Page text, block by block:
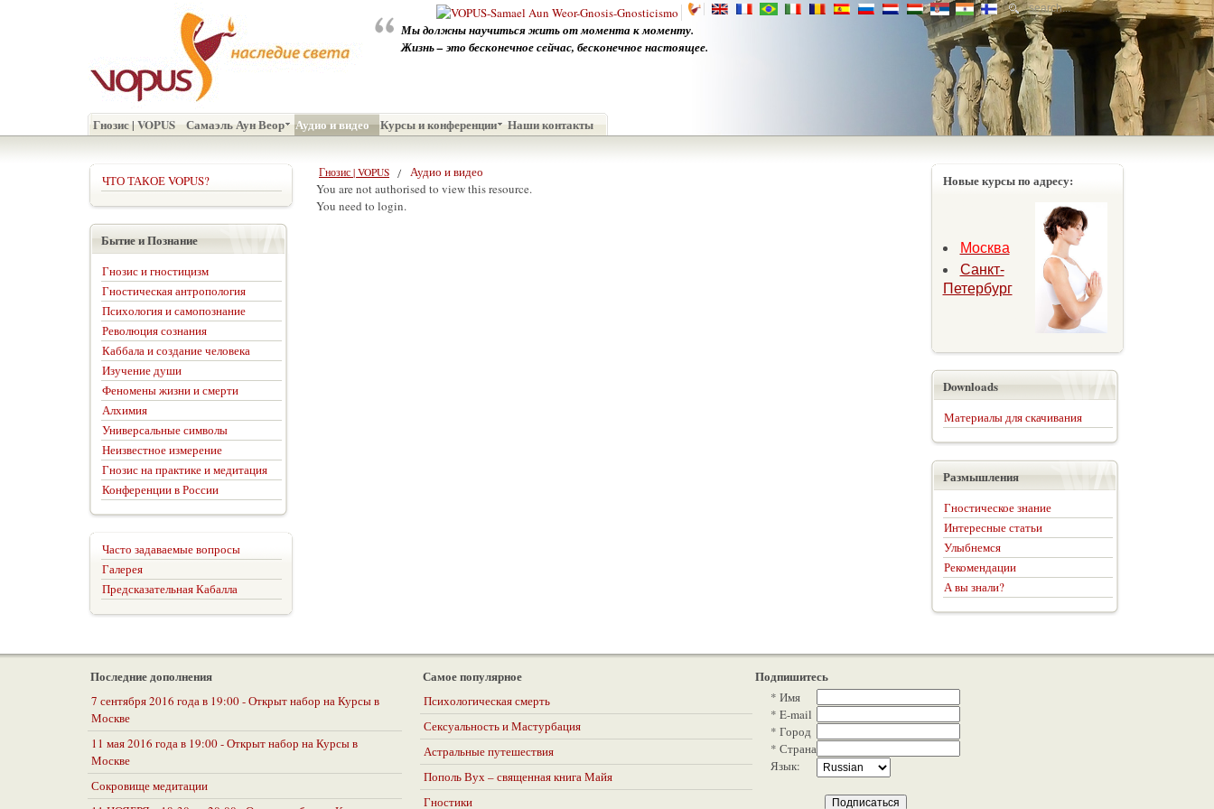
Мы должны научиться жить от момента к моменту.
Жизнь – это бесконечное сейчас, бесконечное настоящее.
Гнозис | VOPUS Самаэль Аун Веор Аудио и видео Курсы и конференции Наши контакты
Гнозис | VOPUS
Аудио и видео
You are not authorised to view this resource.
You need to login.
ЧТО ТАКОЕ VOPUS?
Бытие и Познание
Гнозис и гностицизм
Гностическая антропология
Психология и самопознание
Революция сознания
Каббала и создание человека
Изучение души
Феномены жизни и смерти
Алхимия
Универсальные символы
Неизвестное измерение
Гнозис на практике и медитация
Конференции в России
Часто задаваемые вопросы
Галерея
Предсказательная Кабалла
Новые курсы по адресу:
Москва
Санкт-
Петербург
Downloads
Материалы для скачивания
Размышления
Гностическое знание
Интересные статьи
Улыбнемся
Рекомендации
А вы знали?
Последние дополнения
7 сентября 2016 года в 19:00 - Открыт набор на Курсы в
Москве
11 мая 2016 года в 19:00 - Открыт набор на Курсы в
Москве
Сокровище медитации
Самое популярное
Психологическая смерть
Сексуальность и Мастурбация
Астральные путешествия
Пополь Вух – священная книга Майя
Гностики
Подпишитесь
* Имя
* E-mail
* Город
* Страна
Язык: